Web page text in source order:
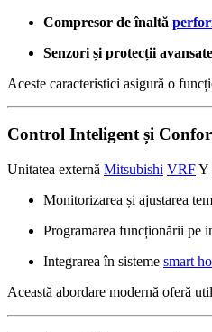
Compresor de înaltă
Senzori și protecții avansate
Aceste caracteristici asigură o
Control Inteligent și
Unitatea externă Mitsubishi VRFY
Monitorizarea și ajustarea
Programarea funcționării pe
Integrarea în sisteme smart
Această abordare modernă oferă